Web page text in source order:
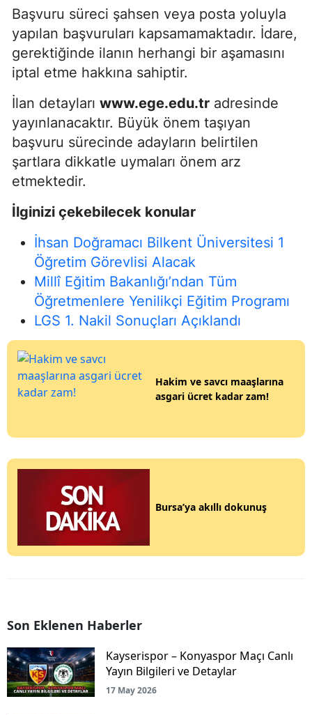
Başvuru süreci şahsen veya posta yoluyla
yapılan başvuruları kapsamamaktadır. İdare,
gerektiğinde ilanın herhangi bir aşamasını
iptal etme hakkına sahiptir.
İlan detayları www.ege.edu.tr adresinde
yayınlanacaktır. Büyük önem taşıyan
başvuru sürecinde adayların belirtilen
şartlara dikkatle uymaları önem arz
etmektedir.
İlginizi çekebilecek konular
İhsan Doğramacı Bilkent Üniversitesi 1
Öğretim Görevlisi Alacak
Millî Eğitim Bakanlığı’ndan Tüm
Öğretmenlere Yenilikçi Eğitim Programı
LGS 1. Nakil Sonuçları Açıklandı
Hakim ve savcı maaşlarına
asgari ücret kadar zam!
Bursa’ya akıllı dokunuş
Son Eklenen Haberler
Kayserispor – Konyaspor Maçı Canlı
Yayın Bilgileri ve Detaylar
17 May 2026